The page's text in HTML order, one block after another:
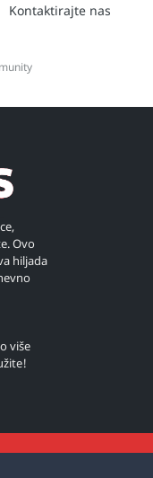
Kontaktirajte nas
Ovo
hiljada
više